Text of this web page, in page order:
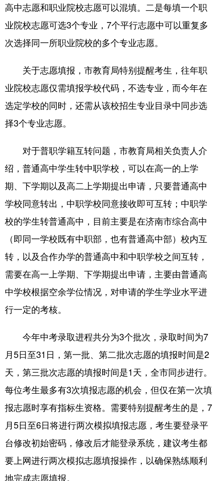
高中志愿和职业院校志愿可以混填。二是每填一个职
业院校志愿可选3个专业，7个平行志愿中可以重复多
次选择同一所职业院校的多个专业志愿。
关于志愿填报，市教育局特别提醒考生，往年职
业院校志愿仅需填报学校代码，不选专业，而今年在
选定学校的同时，还需从该校招生专业目录中同步选
择3个专业志愿。
对于普职学籍互转问题，市教育局相关负责人介
绍，普通高中学生转中职学校，可以在高一的上学
期、下学期以及高二上学期提出申请，只要普通高中
学校同意转出，中职学校同意接收即可互转；中职学
校的学生转普通高中，目前主要是在济南市综合高中
（即同一学校既有中职部，也有普通高中部）校内互
转，以及合作办学的普通高中和中职学校之间互转，
需要在高一上学期、下学期提出申请，主要由普通高
中学校根据空余学位情况，对申请的学生学业水平进
行一定的考核。
今年中考录取进程共分为3个批次，录取时间为7
月5日至31日，第一批、第二批次志愿的填报时间是2
天，第三批次志愿的填报时间是1天，全市同步进行。
每位考生最多有3次填报志愿的机会，但仅在第一次填
报志愿时享有指标生资格。需要特别提醒考生的是，7
月5日至6日将进行两次模拟填报志愿，考生要登录平
台修改初始密码，修改后才能登录系统，建议考生都
要上网进行两次模拟志愿填报操作，以确保熟练顺利
地完成志愿填报。